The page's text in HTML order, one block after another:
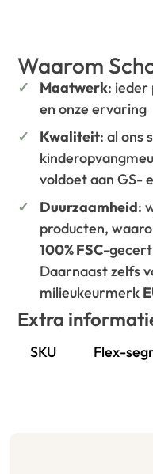
Waarom
Maatwerk: ieder
en onze ervaring
Kwaliteit: al ons
voldoet aan GS-
Duurzaamheid:
producten,
100% FSC-
Daarnaast zelfs
milieukeurmerk
Extra
SKU Flex-